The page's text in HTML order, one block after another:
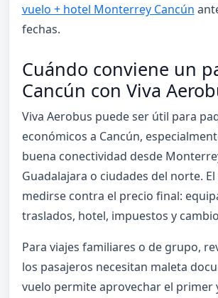
vuelo + hotel Monterrey Cancún
fechas.
Cuándo conviene un
Cancún con Viva
Viva Aerobus puede ser útil para
económicos a Cancún,
buena conectividad desde
Guadalajara o ciudades del norte.
medirse contra el precio final:
traslados, hotel, impuestos y
Para viajes familiares o de grupo,
los pasajeros necesitan maleta
vuelo permite aprovechar el primer